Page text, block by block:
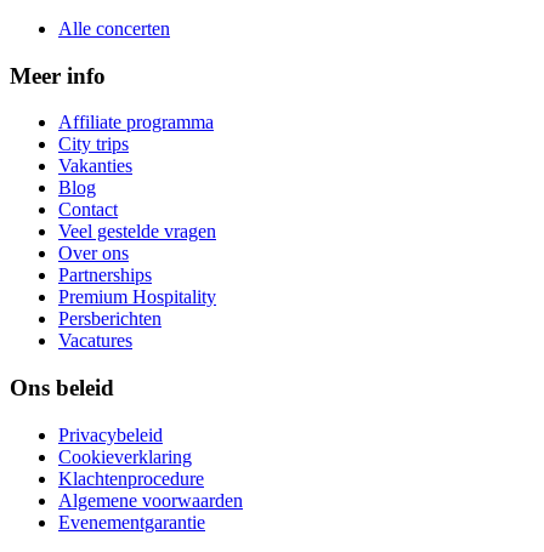
Alle concerten
Meer info
Affiliate programma
City trips
Vakanties
Blog
Contact
Veel gestelde vragen
Over ons
Partnerships
Premium Hospitality
Persberichten
Vacatures
Ons beleid
Privacybeleid
Cookieverklaring
Klachtenprocedure
Algemene voorwaarden
Evenementgarantie